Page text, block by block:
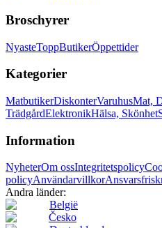
Broschyrer
NyasteToppButikerÖppettider
Kategorier
MatbutikerDiskonterVaruhusMat,
TrädgårdElektronikHälsa, Skönhet
Information
NyheterOm ossIntegritetspolicy
policyAnvändarvillkor
Andra länder:
België
Česko